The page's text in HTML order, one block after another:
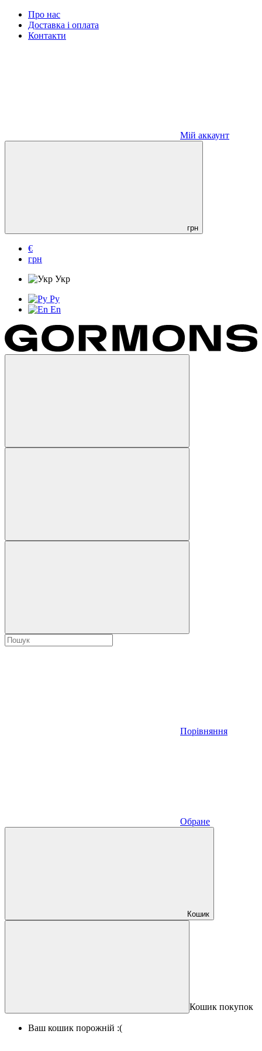
Про нас
Доставка і оплата
Контакти
Мій аккаунт
грн
€
грн
Укр
Ру
En
Порівняння
Обране
Кошик
Кошик покупок
Ваш кошик порожній :(